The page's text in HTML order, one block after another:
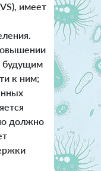
имеет
будущим
к ним;
должно